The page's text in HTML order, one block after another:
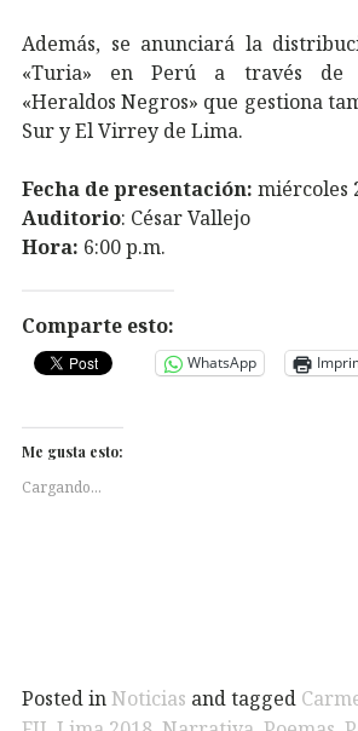
Además, se anunciará la
«Turia» en Perú a través de
«Heraldos Negros» que gestiona
Sur y El Virrey de Lima.
Fecha de presentación: miércoles
Auditorio: César Vallejo
Hora: 6:00 p.m.
Comparte esto:
WhatsApp
Me gusta esto:
Cargando...
Posted inNoticias and tagged